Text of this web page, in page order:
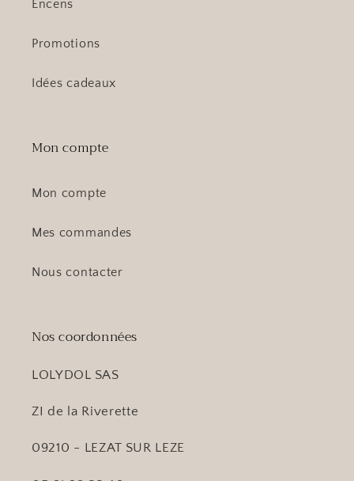
Encens
Promotions
Idées cadeaux
Mon compte
Mon compte
Mes commandes
Nous contacter
Nos coordonnées
LOLYDOL SAS
ZI de la Riverette
09210 - LEZAT SUR LEZE